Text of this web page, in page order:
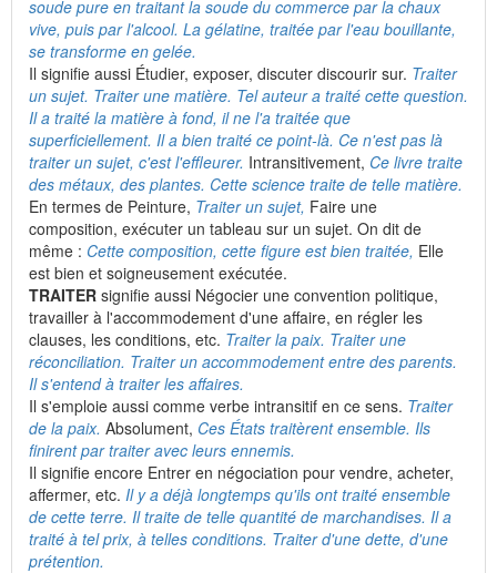
soude pure en traitant la soude du commerce par la chaux
vive, puis par l'alcool. La gélatine, traitée par l'eau bouillante,
se transforme en gelée.
Il signifie aussi Étudier, exposer, discuter discourir sur. Traiter
un sujet. Traiter une matière. Tel auteur a traité cette question.
Il a traité la matière à fond, il ne l'a traitée que
superficiellement. Il a bien traité ce point-là. Ce n'est pas là
traiter un sujet, c'est l'effleurer. Intransitivement, Ce livre traite
des métaux, des plantes. Cette science traite de telle matière.
En termes de Peinture, Traiter un sujet, Faire une
composition, exécuter un tableau sur un sujet. On dit de
même : Cette composition, cette figure est bien traitée, Elle
est bien et soigneusement exécutée.
TRAITER signifie aussi Négocier une convention politique,
travailler à l'accommodement d'une affaire, en régler les
clauses, les conditions, etc. Traiter la paix. Traiter une
réconciliation. Traiter un accommodement entre des parents.
Il s'entend à traiter les affaires.
Il s'emploie aussi comme verbe intransitif en ce sens. Traiter
de la paix. Absolument, Ces États traitèrent ensemble. Ils
finirent par traiter avec leurs ennemis.
Il signifie encore Entrer en négociation pour vendre, acheter,
affermer, etc. Il y a déjà longtemps qu'ils ont traité ensemble
de cette terre. Il traite de telle quantité de marchandises. Il a
traité à tel prix, à telles conditions. Traiter d'une dette, d'une
prétention.